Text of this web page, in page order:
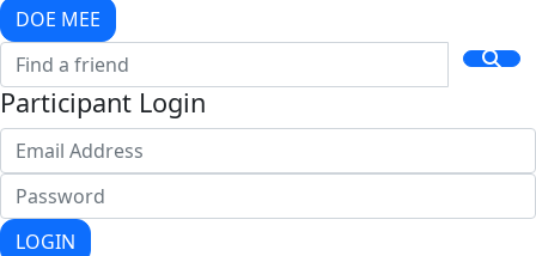
DOE MEE
Participant Login
LOGIN